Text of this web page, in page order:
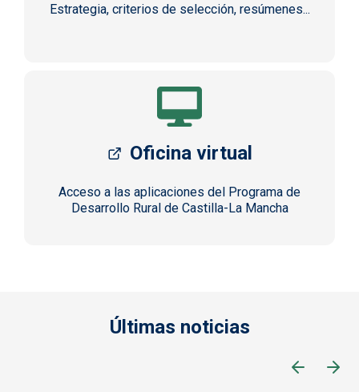
Estrategia, criterios de selección, resúmenes...
Oficina virtual
Acceso a las aplicaciones del Programa de
Desarrollo Rural de Castilla-La Mancha
Últimas noticias